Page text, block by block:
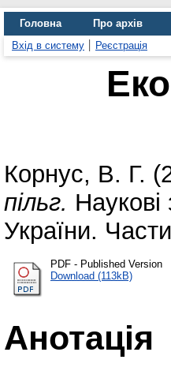
Головна Про архів
Вхід в систему
Реєстрація
Корнус, В. Г.
пільг.
України.
PDF - Published Version
Download (113kB)
Анотація